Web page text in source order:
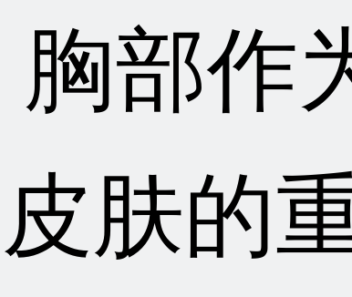
胸部作
肤的